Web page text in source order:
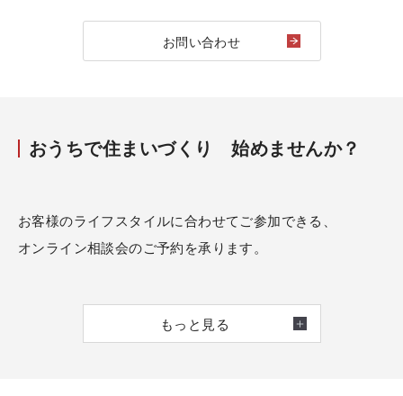
お問い合わせ
おうちで住まいづくり 始めませんか？
もっと見る
お客様のライフスタイルに合わせてご参加できる、
オンライン相談会のご予約を承ります。
なかなか展示場に行く時間が作れない、お子様を連れて行
くのは大変、家を留守にできない、など様々な理由でご来